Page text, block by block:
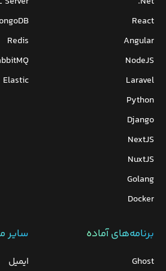
React
Angular
NodeJS
Laravel
Python
Django
NextJS
NuxtJS
Golang
Docker
Redis
Elastic
برنامه‌های‌ آماده
Ghost
سایر
ایمیل